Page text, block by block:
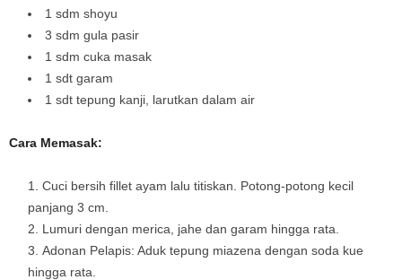
1 sdm shoyu
3 sdm gula pasir
1 sdm cuka masak
1 sdt garam
1 sdt tepung kanji, larutkan dalam air
Cara Memasak:
Cuci bersih fillet ayam lalu titiskan. Potong-potong kecil
panjang 3 cm.
Lumuri dengan merica, jahe dan garam hingga rata.
Adonan Pelapis: Aduk tepung miazena dengan soda kue
hingga rata.